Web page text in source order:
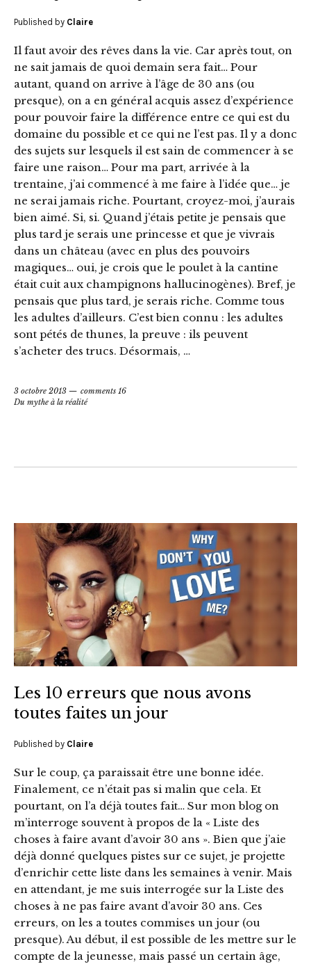
Published by Claire
Il faut avoir des rêves dans la vie. Car après tout, on
ne sait jamais de quoi demain sera fait… Pour
autant, quand on arrive à l’âge de 30 ans (ou
presque), on a en général acquis assez d’expérience
pour pouvoir faire la différence entre ce qui est du
domaine du possible et ce qui ne l’est pas. Il y a donc
des sujets sur lesquels il est sain de commencer à se
faire une raison… Pour ma part, arrivée à la
trentaine, j’ai commencé à me faire à l’idée que… je
ne serai jamais riche. Pourtant, croyez-moi, j’aurais
bien aimé. Si, si. Quand j’étais petite je pensais que
plus tard je serais une princesse et que je vivrais
dans un château (avec en plus des pouvoirs
magiques… oui, je crois que le poulet à la cantine
était cuit aux champignons hallucinogènes). Bref, je
pensais que plus tard, je serais riche. Comme tous
les adultes d’ailleurs. C’est bien connu : les adultes
sont pétés de thunes, la preuve : ils peuvent
s’acheter des trucs. Désormais, …
3 octobre 2013
comments 16
Du mythe à la réalité
Les 10 erreurs que nous avons
toutes faites un jour
Published by Claire
Sur le coup, ça paraissait être une bonne idée.
Finalement, ce n’était pas si malin que cela. Et
pourtant, on l’a déjà toutes fait… Sur mon blog on
m’interroge souvent à propos de la « Liste des
choses à faire avant d’avoir 30 ans ». Bien que j’aie
déjà donné quelques pistes sur ce sujet, je projette
d’enrichir cette liste dans les semaines à venir. Mais
en attendant, je me suis interrogée sur la Liste des
choses à ne pas faire avant d’avoir 30 ans. Ces
erreurs, on les a toutes commises un jour (ou
presque). Au début, il est possible de les mettre sur le
compte de la jeunesse, mais passé un certain âge,